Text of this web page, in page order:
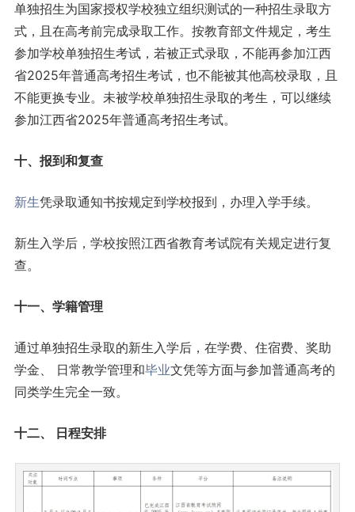
单独招生为国家授权学校独立组织测试的一种招生录取方
式，且在高考前完成录取工作。按教育部文件规定，考生
参加学校单独招生考试，若被正式录取，不能再参加江西
省2025年普通高考招生考试，也不能被其他高校录取，且
不能更换专业。未被学校单独招生录取的考生，可以继续
参加江西省2025年普通高考招生考试。
十、报到和复查
新生凭录取通知书按规定到学校报到，办理入学手续。
新生入学后，学校按照江西省教育考试院有关规定进行复
查。
十一、学籍管理
通过单独招生录取的新生入学后，在学费、住宿费、奖助
学金、 日常教学管理和毕业文凭等方面与参加普通高考的
同类学生完全一致。
十二、 日程安排